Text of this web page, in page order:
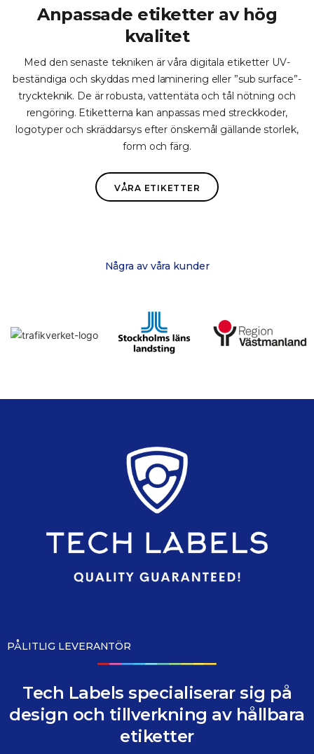
Anpassade etiketter av hög
kvalitet
Med den senaste tekniken är våra digitala etiketter UV-
beständiga och skyddas med laminering eller ”sub surface”-
tryckteknik. De är robusta, vattentäta och tål nötning och
rengöring. Etiketterna kan anpassas med streckkoder,
logotyper och skräddarsys efter önskemål gällande storlek,
form och färg.
VÅRA ETIKETTER
Några av våra kunder
PÅLITLIG LEVERANTÖR
Tech Labels specialiserar sig på
design och tillverkning av hållbara
etiketter